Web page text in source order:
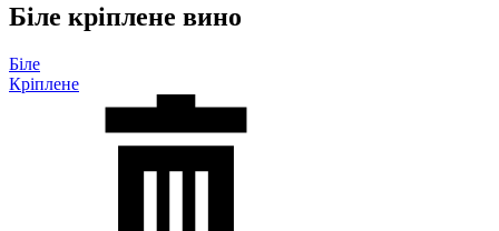
Біле кріплене вино
Біле
Кріплене